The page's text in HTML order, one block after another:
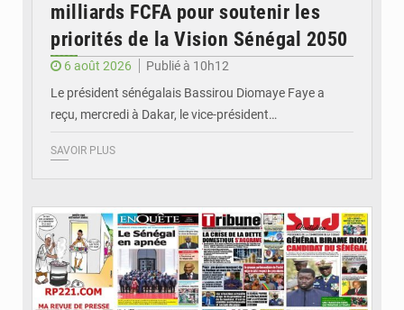
milliards FCFA pour soutenir les
priorités de la Vision Sénégal 2050
6 août 2026
Publié à 10h12
Le président sénégalais Bassirou Diomaye Faye a
reçu, mercredi à Dakar, le vice-président…
SAVOIR PLUS